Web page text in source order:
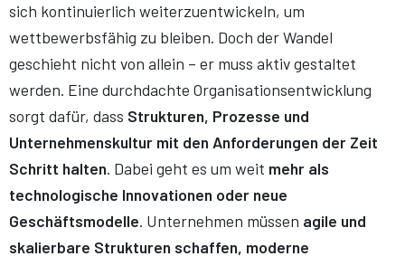
sich kontinuierlich weiterzuentwickeln, um
wettbewerbsfähig zu bleiben. Doch der Wandel
geschieht nicht von allein – er muss aktiv gestaltet
werden. Eine durchdachte Organisationsentwicklung
sorgt dafür, dass Strukturen, Prozesse und
Unternehmenskultur mit den Anforderungen der Zeit
Schritt halten. Dabei geht es um weit mehr als
technologische Innovationen oder neue
Geschäftsmodelle. Unternehmen müssen agile und
skalierbare Strukturen schaffen, moderne